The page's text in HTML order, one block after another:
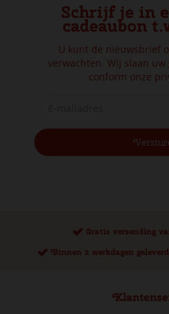
Schrijf je in
cadeaubon
U kunt de nieuwsbrief
verwachten. Wij slaan uw
conform onze
Gratis verzending
Binnen 2 werkdagen